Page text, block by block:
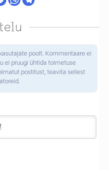
poolt. Kommentaare ei
ei pruugi ühtida toimetuse
postitust, teavita sellest